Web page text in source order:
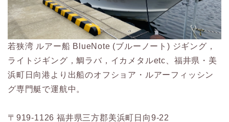
若狭湾 ルアー船 BlueNote (ブルーノート) ジギング，
ライトジギング，鯛ラバ，イカメタルetc、福井県・美
浜町日向港より出船のオフショア・ルアーフィッシン
グ専門艇で運航中。
〒919-1126 福井県三方郡美浜町日向9-22